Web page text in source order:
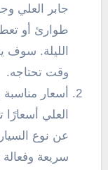
جابر العلي
طوارئ أو
الليلة. سوف
وقت تحتاجه.
أسعار
العلي
عن نوع
سريعة